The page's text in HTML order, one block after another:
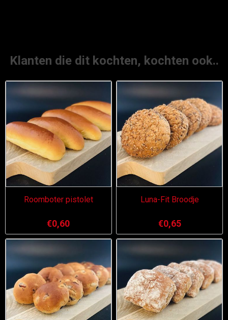
Klanten die dit kochten, kochten ook..
Roomboter pistolet
€0,60
Luna-Fit Broodje
€0,65